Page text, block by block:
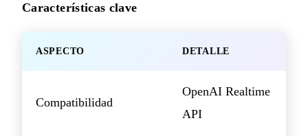
Características clave
ASPECTO DETALLE
Compatibilidad
OpenAI Realtime
API